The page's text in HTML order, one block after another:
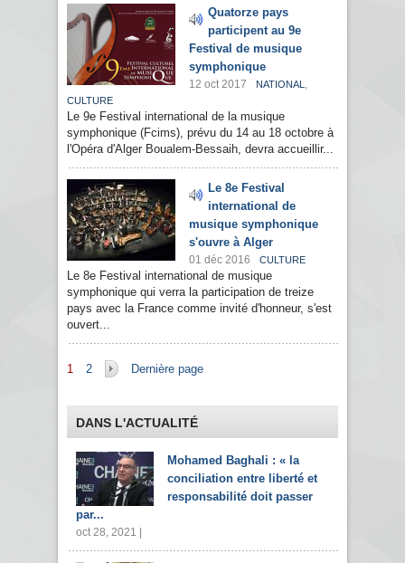
Quatorze pays
participent au 9e
Festival de musique
symphonique
12 oct 2017 NATIONAL ,
CULTURE
Le 9e Festival international de la musique
symphonique (Fcims), prévu du 14 au 18 octobre à
l'Opéra d'Alger Boualem-Bessaih, devra accueillir...
Le 8e Festival
international de
musique symphonique
s'ouvre à Alger
01 déc 2016 CULTURE
Le 8e Festival international de musique
symphonique qui verra la participation de treize
pays avec la France comme invité d'honneur, s'est
ouvert...
Pages
1 2 Dernière page
DANS L'ACTUALITÉ
Mohamed Baghali : « la
conciliation entre liberté et
responsabilité doit passer
par...
oct 28, 2021 |